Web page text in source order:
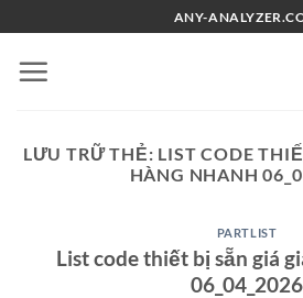
đến
nội
ANY-
LƯU TRỮ THẺ: LIST CODE
HÀNG NHANH
PARTLIST
List code thiết bị sẵn giá
06_04_2026